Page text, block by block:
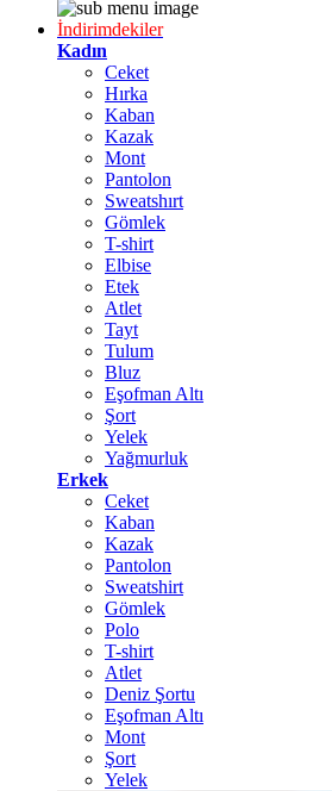
İndirimdekiler
Kadın
Ceket
Hırka
Kaban
Kazak
Mont
Pantolon
Sweatshırt
Gömlek
T-shirt
Elbise
Etek
Atlet
Tayt
Tulum
Bluz
Eşofman Altı
Şort
Yelek
Yağmurluk
Erkek
Ceket
Kaban
Kazak
Pantolon
Sweatshirt
Gömlek
Polo
T-shirt
Atlet
Deniz Şortu
Eşofman Altı
Mont
Şort
Yelek